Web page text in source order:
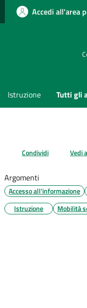
Accedi all'area
Istruzione Tutti gli
Condividi Vedi
Argomenti
Accesso all'informazione
Istruzione
Mobilità